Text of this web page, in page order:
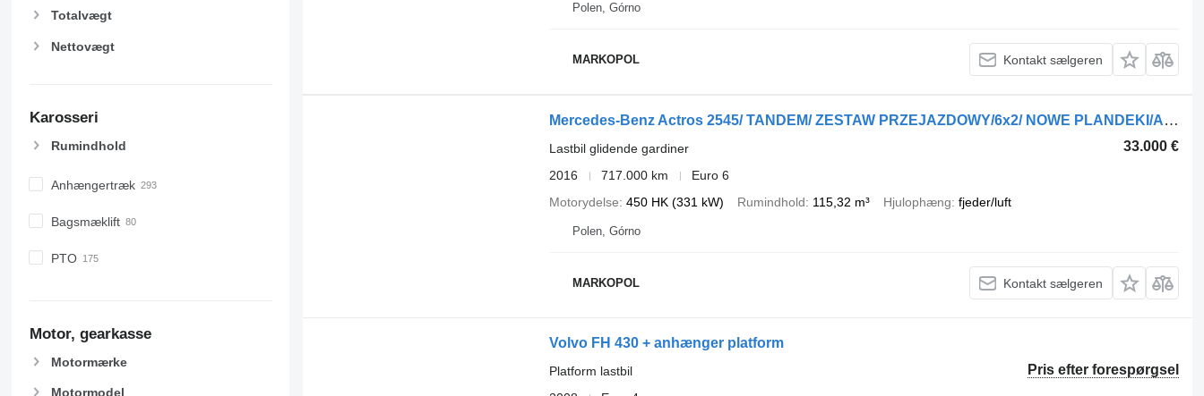
Totalvægt
Nettovægt
Karosseri
Rumindhold
Anhængertræk
Bagsmæklift
PTO
Motor, gearkasse
Motormærke
Motormodel
Polen, Górno
MARKOPOL Kontakt sælgeren
Mercedes-Benz Actros 2545/ TANDEM/ ZESTAW PRZEJAZDOWY/6x2/ NOWE PLANDEKI/AUTOM + gardintrailer
33.000 €
Lastbil glidende gardiner
2016
717.000 km
Euro 6
Motorydelse 450 HK (331 kW) Rumindhold 115,32 m³ Hjulophæng fjeder/luft
Polen, Górno
MARKOPOL Kontakt sælgeren
Volvo FH 430 + anhænger platform
Pris efter forespørgsel
Platform lastbil